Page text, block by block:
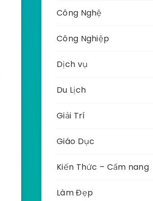
Công Nghệ
Công Nghiệp
Dịch vụ
Du Lịch
Giải Trí
Giáo Dục
Kiến Thức – Cẩm nang
Làm Đẹp